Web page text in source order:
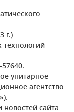
г.)
унитарное
агентство
сайта